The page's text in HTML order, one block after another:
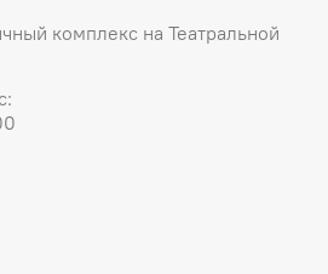
комплекс на Театральной